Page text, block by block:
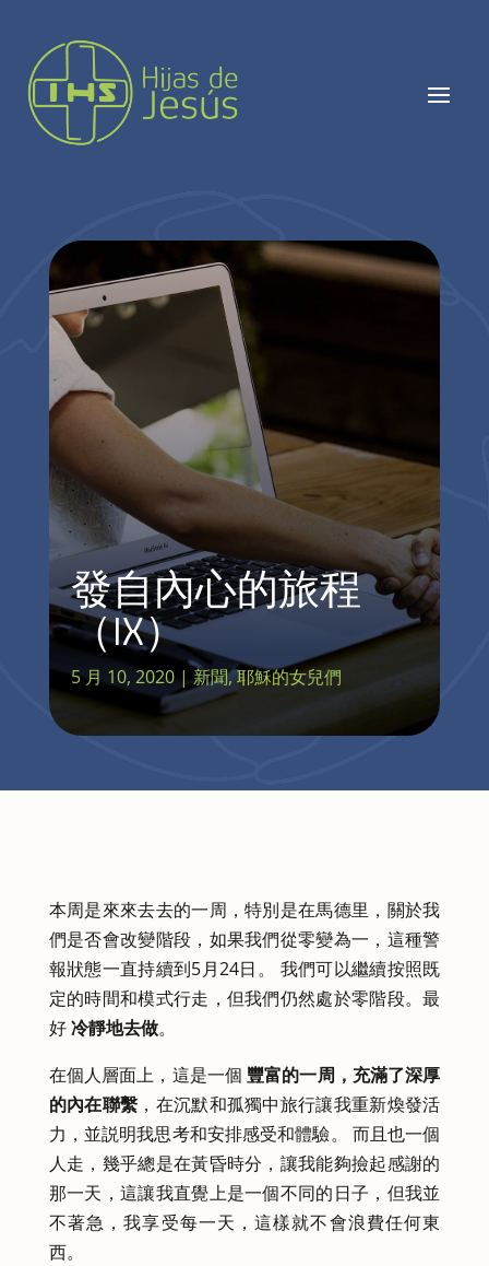
發自內心的旅程
（IX）
5 月 10, 2020|新聞,耶穌的女兒們
本周是來來去去的一周，特別是在馬德里，關於我
們是否會改變階段，如果我們從零變為一，這種警
報狀態一直持續到5月24日。 我們可以繼續按照既
定的時間和模式行走，但我們仍然處於零階段。最
好冷靜地去做。
在個人層面上，這是一個 豐富的一周，充滿了深厚
的內在聯繫 ，在沉默和孤獨中旅行讓我重新煥發活
力，並説明我思考和安排感受和體驗。 而且也一個
人走，幾乎總是在黃昏時分，讓我能夠撿起感謝的
那一天，這讓我直覺上是一個不同的日子，但我並
不著急，我享受每一天，這樣就不會浪費任何東
西。